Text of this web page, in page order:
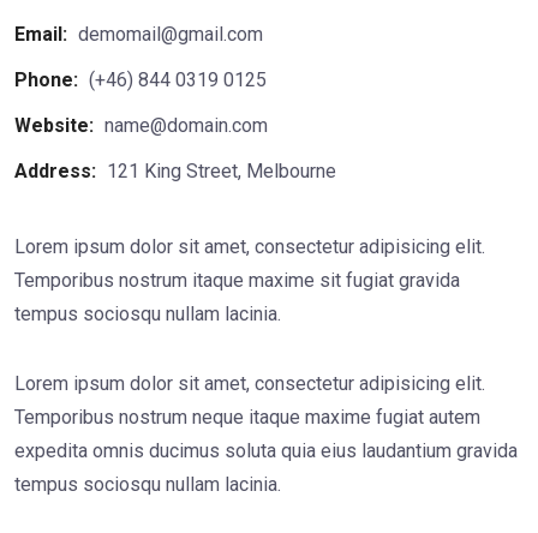
Email: demomail@gmail.com
Phone: (+46) 844 0319 0125
Website: name@domain.com
Address: 121 King Street, Melbourne
Lorem ipsum dolor sit amet, consectetur adipisicing elit.
Temporibus nostrum itaque maxime sit fugiat gravida
tempus sociosqu nullam lacinia.
Lorem ipsum dolor sit amet, consectetur adipisicing elit.
Temporibus nostrum neque itaque maxime fugiat autem
expedita omnis ducimus soluta quia eius laudantium gravida
tempus sociosqu nullam lacinia.